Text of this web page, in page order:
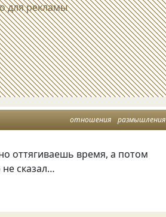
для рекламы
отношения размышления
оттягиваешь время, а потом
сказал…